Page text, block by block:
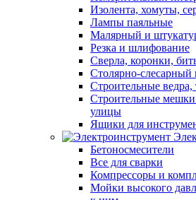
Изолента, хомуты,
Лампы паяльные
Малярный и
Резка и шлифование
Сверла, коронки,
Столярно-слесарный
Строительные
Строительные
улицы
Ящики для
Бетоносмесители
Все для сварки
Компрессоры и
Мойки высокого